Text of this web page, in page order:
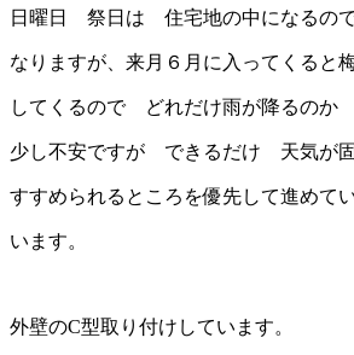
日曜日 祭日は 住宅地の中になるの
なりますが、来月６月に入ってくると
してくるので どれだけ雨が降るのか
少し不安ですが できるだけ 天気が
すすめられるところを優先して進めて
います。
外壁のC型取り付けしています。